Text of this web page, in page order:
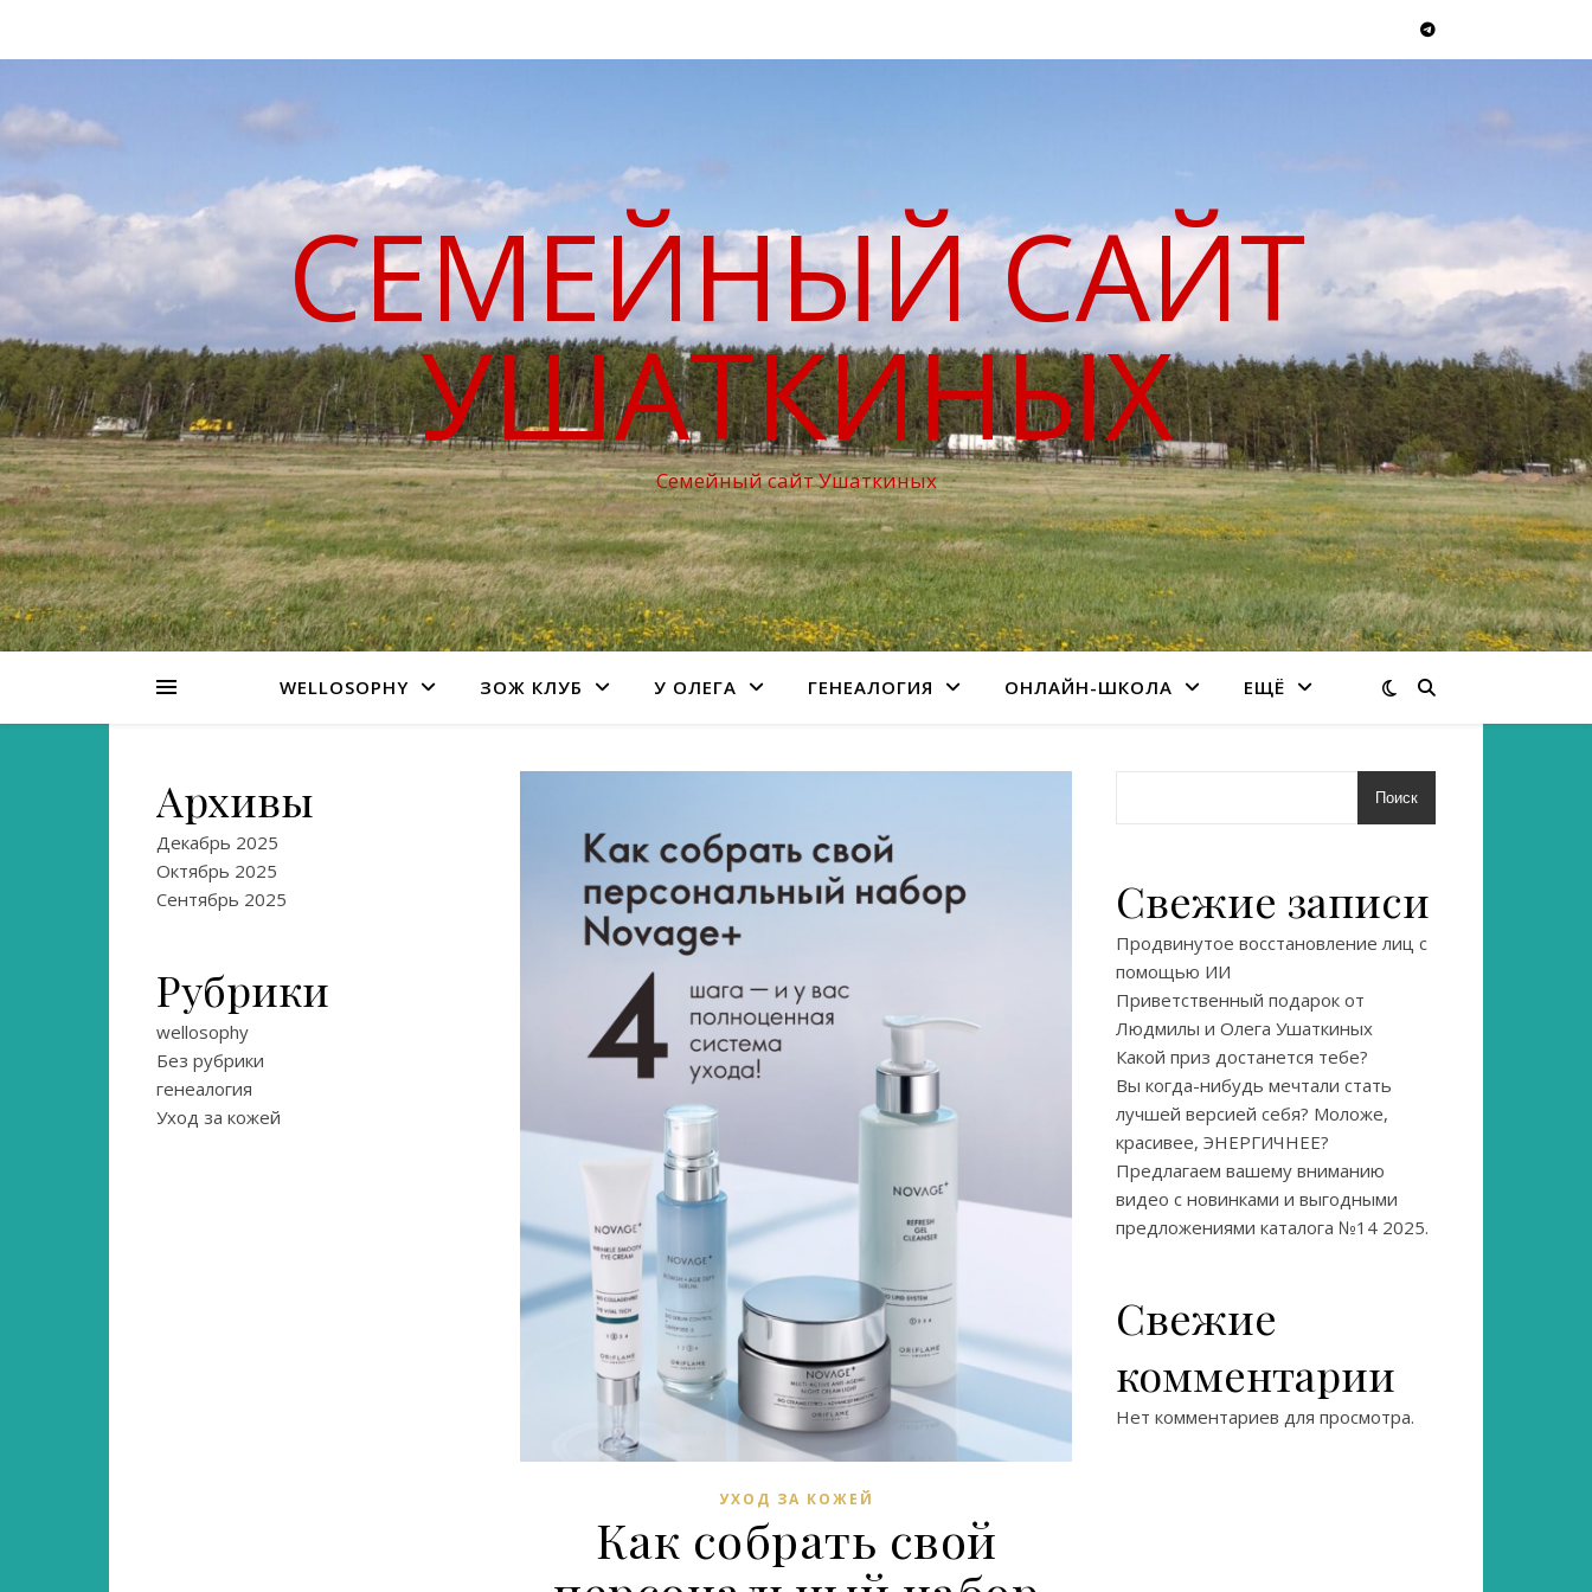
СЕМЕЙНЫЙ САЙТ
УШАТКИНЫХ
Семейный сайт Ушаткиных
WELLOSOPHY ЗОЖ КЛУБ У ОЛЕГА ГЕНЕАЛОГИЯ ОНЛАЙН-ШКОЛА ЕЩЁ
Архивы
Декабрь 2025
Октябрь 2025
Сентябрь 2025
Рубрики
wellosophy
Без рубрики
генеалогия
Уход за кожей
УХОД ЗА КОЖЕЙ
Как собрать свой
Поиск
Свежие записи
Продвинутое восстановление лиц с
помощью ИИ
Приветственный подарок от
Людмилы и Олега Ушаткиных
Какой приз достанется тебе?
Вы когда-нибудь мечтали стать
лучшей версией себя? Моложе,
красивее, ЭНЕРГИЧНЕЕ?
Предлагаем вашему вниманию
видео с новинками и выгодными
предложениями каталога №14 2025.
Свежие
комментарии
Нет комментариев для просмотра.